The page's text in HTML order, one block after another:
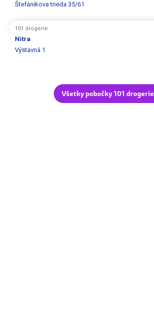
Štefánikova trieda 35/61
101 drogerie
Nitra
Výstavná 1
Všetky pobočky 101 drogerie